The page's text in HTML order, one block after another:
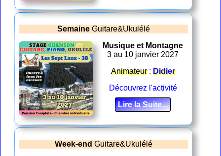
SemaineGuitare&Ukulélé
Musique et Montagne
3 au 10 janvier 2027
Animateur : Didier
Découvrez l'activité
Lire la Suite...
Week-end Guitare&Ukulélé